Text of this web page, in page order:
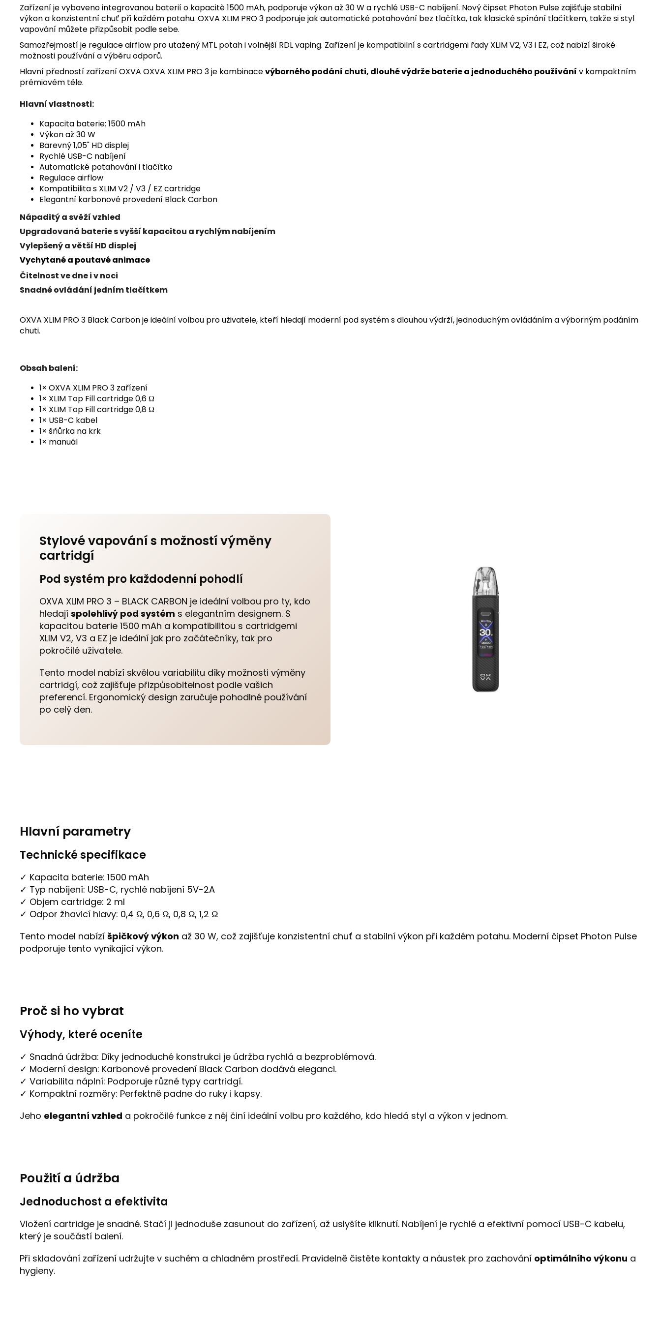
Zařízení je vybaveno integrovanou baterií o kapacitě 1500 mAh, podporuje výkon až 30 W a rychlé USB-C nabíjení. Nový čipset Photon Pulse zajišťuje stabilní
výkon a konzistentní chuť při každém potahu. OXVA XLIM PRO 3 podporuje jak automatické potahování bez tlačítka, tak klasické spínání tlačítkem, takže si styl
vapování můžete přizpůsobit podle sebe.
Samozřejmostí je regulace airflow pro utažený MTL potah i volnější RDL vaping. Zařízení je kompatibilní s cartridgemi řady XLIM V2, V3 i EZ, což nabízí široké
možnosti používání a výběru odporů.
Hlavní předností zařízeníOXVA OXVA XLIM PRO 3 je kombinacevýborného podání chuti, dlouhé výdrže baterie a jednoduchého používání v kompaktním
prémiovém těle.
Hlavní vlastnosti:
Kapacita baterie: 1500 mAh
Výkon až 30 W
Barevný 1,05" HD displej
Rychlé USB-C nabíjení
Automatické potahování i tlačítko
Regulace airflow
Kompatibilita s XLIM V2 / V3 / EZ cartridge
Elegantní karbonové provedení Black Carbon
Nápaditý a svěží vzhled
Upgradovaná baterie s vyšší kapacitou a rychlým nabíjením
Vylepšený a větší HD displej
Vychytané a poutavé animace
Čitelnost ve dne i v noci
Snadné ovládání jedním tlačítkem
OXVA XLIM PRO 3 Black Carbon je ideální volbou pro uživatele, kteří hledají moderní pod systém s dlouhou výdrží, jednoduchým ovládáním a výborným podáním
chuti.
Obsah balení:
1× OXVA XLIM PRO 3 zařízení
1× XLIM Top Fill cartridge 0,6 Ω
1× XLIM Top Fill cartridge 0,8 Ω
1× USB-C kabel
1× šňůrka na krk
1× manuál
Stylové vapování s možností výměny
cartridgí
Pod systém pro každodenní pohodlí
OXVA XLIM PRO 3 – BLACK CARBON je ideální volbou pro ty, kdo
hledají spolehlivý pod systém s elegantním designem. S
kapacitou baterie 1500 mAh a kompatibilitou s cartridgemi
XLIM V2, V3 a EZ je ideální jak pro začátečníky, tak pro
pokročilé uživatele.
Tento model nabízí skvělou variabilitu díky možnosti výměny
cartridgí, což zajišťuje přizpůsobitelnost podle vašich
preferencí. Ergonomický design zaručuje pohodlné používání
po celý den.
Hlavní parametry
Technické specifikace
✓ Kapacita baterie: 1500 mAh
✓ Typ nabíjení: USB-C, rychlé nabíjení 5V-2A
✓ Objem cartridge: 2 ml
✓ Odpor žhavicí hlavy: 0,4 Ω, 0,6 Ω, 0,8 Ω, 1,2 Ω
Tento model nabízí špičkový výkon až 30 W, což zajišťuje konzistentní chuť a stabilní výkon při každém potahu. Moderní čipset Photon Pulse
podporuje tento vynikající výkon.
Proč si ho vybrat
Výhody, které oceníte
✓ Snadná údržba: Díky jednoduché konstrukci je údržba rychlá a bezproblémová.
✓ Moderní design: Karbonové provedení Black Carbon dodává eleganci.
✓ Variabilita náplní: Podporuje různé typy cartridgí.
✓ Kompaktní rozměry: Perfektně padne do ruky i kapsy.
Jeho elegantní vzhled a pokročilé funkce z něj činí ideální volbu pro každého, kdo hledá styl a výkon v jednom.
Použití a údržba
Jednoduchost a efektivita
Vložení cartridge je snadné. Stačí ji jednoduše zasunout do zařízení, až uslyšíte kliknutí. Nabíjení je rychlé a efektivní pomocí USB-C kabelu,
který je součástí balení.
Při skladování zařízení udržujte v suchém a chladném prostředí. Pravidelně čistěte kontakty a náustek pro zachování optimálního výkonu a
hygieny.